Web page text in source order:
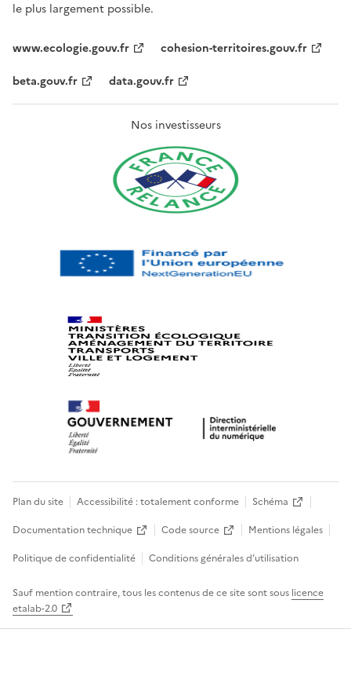
le plus largement possible.
www.ecologie.gouv.fr
cohesion-territoires.gouv.fr
beta.gouv.fr
data.gouv.fr
Nos investisseurs
Plan du site Accessibilité : totalement conforme
Schéma
Documentation technique
Code source
Mentions légales
Politique de confidentialité
Conditions générales d’utilisation
Sauf mention contraire, tous les contenus de ce site sont sous licence
etalab-2.0